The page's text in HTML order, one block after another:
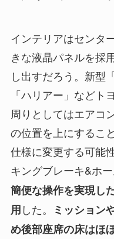
インテリアはセンタ
きな液晶パネルを採
し出すだろう。新型
「ハリアー」などト
周りとしてはエアコ
の位置を上にするこ
仕様に変更する可能
キングブレーキ&ホ
簡便な操作を実現し
用した。
ミッション
め後部座席の床はほ